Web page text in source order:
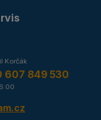
Korčák
607 849 530